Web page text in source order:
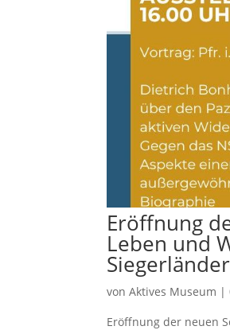
Eröffnung
Leben und
vonAktives Museum |
Eröffnung der neuen